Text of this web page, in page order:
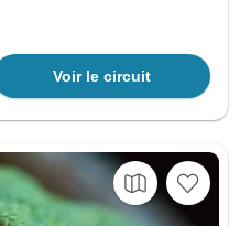
Voir le circuit